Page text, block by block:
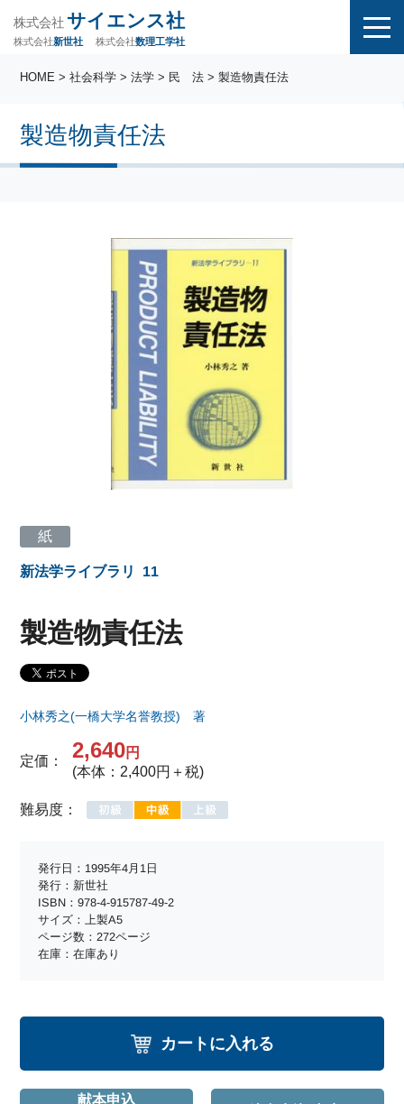
株式会社 サイエンス社
株式会社新世社 株式会社数理工学社
製造物責任法
HOME >社会科学 >法学 > 民 法 > 製造物責任法
紙
新法学ライブラリ 11
製造物責任法
小林秀之(一橋大学名誉教授) 著
定価： 2,640円
(本体：2,400円＋税)
難易度：
発行日：1995年4月1日
発行：新世社
ISBN：978-4-915787-49-2
サイズ：上製A5
ページ数：272ページ
在庫：在庫あり
カートに入れる
献本申込